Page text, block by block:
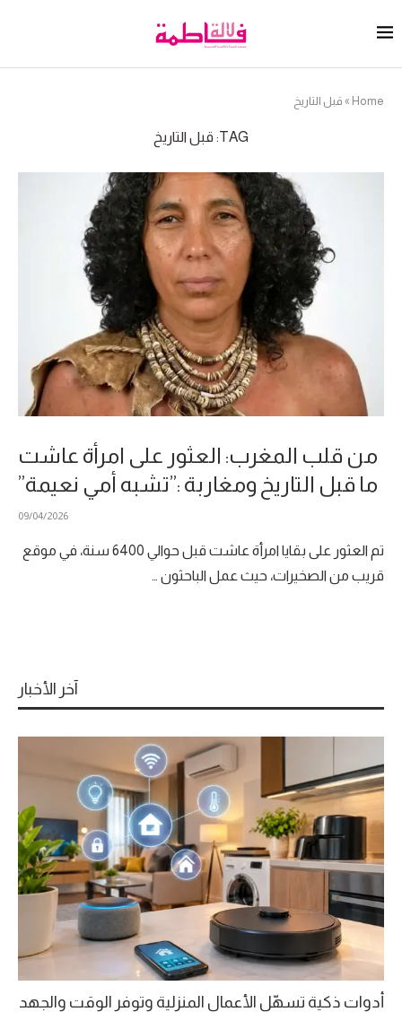
Home
» قبل التاريخ
TAG: قبل التاريخ
من قلب المغرب: العثور على امرأة عاشت
ما قبل التاريخ ومغاربة :”تشبه أمي نعيمة”
09/04/2026
تم العثور على بقايا امرأة عاشت قبل حوالي 6400 سنة، في موقع
قريب من الصخيرات، حيث عمل الباحثون …
آخر الأخبار
أدوات ذكية تسهّل الأعمال المنزلية وتوفر الوقت والجهد